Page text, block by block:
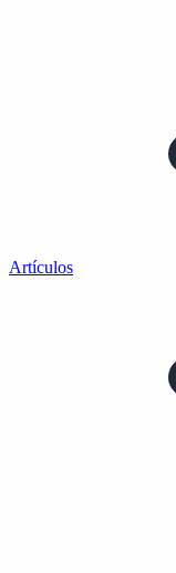
Artículos